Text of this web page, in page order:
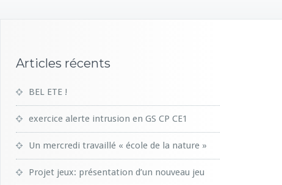
Articles récents
BEL ETE !
exercice alerte intrusion en GS CP CE1
Un mercredi travaillé « école de la nature »
Projet jeux: présentation d’un nouveau jeu